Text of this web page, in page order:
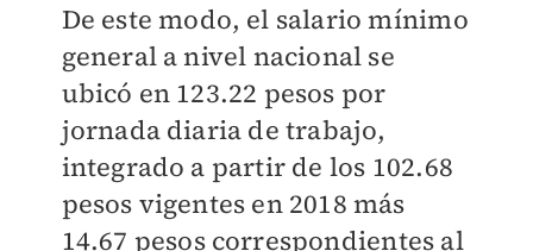
De este modo, el salario mínimo
general a nivel nacional se
ubicó en 123.22 pesos por
jornada diaria de trabajo,
integrado a partir de los 102.68
pesos vigentes en 2018 más
14.67 pesos correspondientes al